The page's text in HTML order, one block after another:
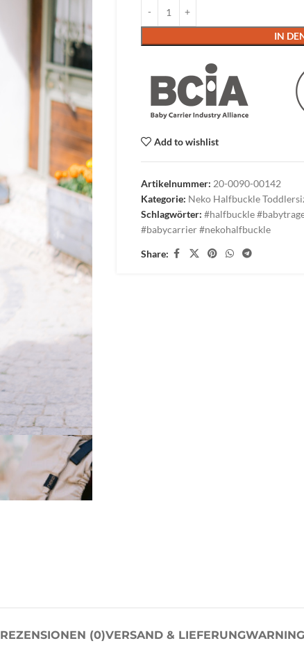
IN
Add to wishlist
Artikelnummer: 20-0090-00142
Kategorie: Neko Halfbuckle
Schlagwörter: #halfbuckle
#babycarrier #nekohalfbuckle
Share:
REZENSIONEN (0)VERSAND & LIEFERUNGWARNING